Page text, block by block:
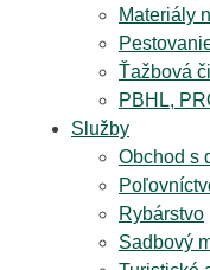
Materiály
Ťažbová
PBHL,
Služby
Obchod s
Rybárstvo
Sadbový